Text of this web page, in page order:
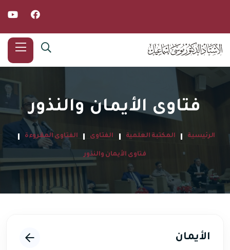
فتاوى الأيمان والنذور
الرئيسية المكتبة العلمية الفتاوى الفتاوى المقروءة
فتاوى الأيمان والنذور
الأيمان